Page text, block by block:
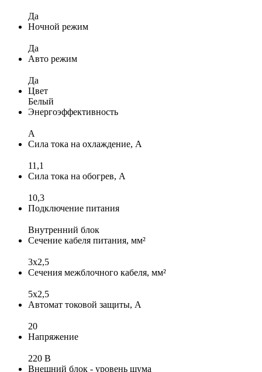
Да
Ночной режим
Да
Авто режим
Да
Цвет
Белый
Энергоэффективность
A
Сила тока на охлаждение, А
11,1
Сила тока на обогрев, А
10,3
Подключение питания
Внутренний блок
Сечение кабеля питания, мм²
3х2,5
Сечения межблочного кабеля, мм²
5x2,5
Автомат токовой защиты, А
20
Напряжение
220 В
Внешний блок - уровень шума